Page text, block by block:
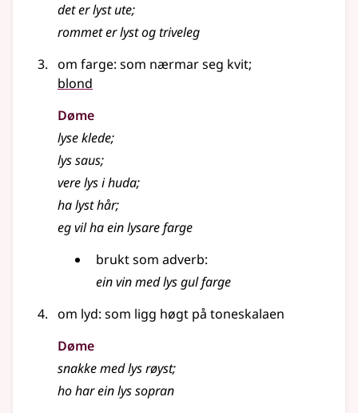
det erlystute;
rommet erlystog triveleg
om farge: som nærmar seg kvit;
blond
Døme
lyseklede;
lyssaus;
verelysi huda;
halysthår;
eg vil ha ein lysare farge
brukt som adverb:
ein vin medlysgul farge
om lyd: som ligg høgt på toneskalaen
Døme
snakke medlysrøyst;
ho har einlyssopran